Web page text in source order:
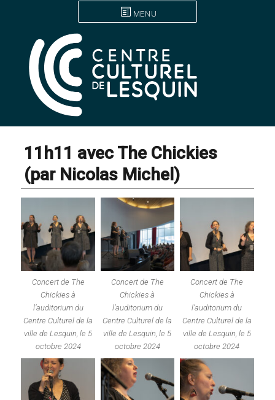
MENU
11h11 avec The Chickies
(par Nicolas Michel)
Concert de The
Chickies à
l’auditorium du
Centre Culturel de la
ville de Lesquin, le 5
octobre 2024
Concert de The
Chickies à
l’auditorium du
Centre Culturel de la
ville de Lesquin, le 5
octobre 2024
Concert de The
Chickies à
l’auditorium du
Centre Culturel de la
ville de Lesquin, le 5
octobre 2024